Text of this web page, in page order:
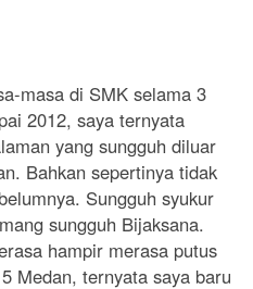
masa di SMK selama 3
2012, saya ternyata
yang sungguh diluar
Bahkan sepertinya tidak
Sungguh syukur
sungguh Bijaksana.
hampir merasa putus
Medan, ternyata saya baru